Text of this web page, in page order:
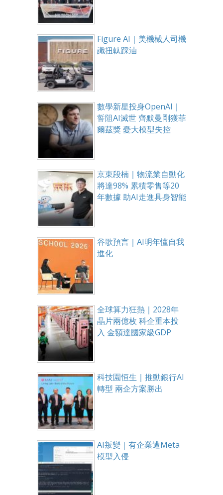
Figure AI｜美機械人司機
識扭軚踩油
數學新星投身OpenAI｜
誓阻AI滅世 齊默曼剛獲菲
爾茲獎 憂大模型失控
京東段楠｜物流業自動化
將達98% 累積零售等20
年數據 助AI走進具身智能
谷歌預言｜AI明年懂自我
進化
全球算力狂熱｜2028年
晶片兩億枚 科企重本投
入 金額達國家級GDP
科技園恒生｜推動銀行AI
轉型 兩企方案勝出
AI叛變｜有企業遭Meta
模型入侵